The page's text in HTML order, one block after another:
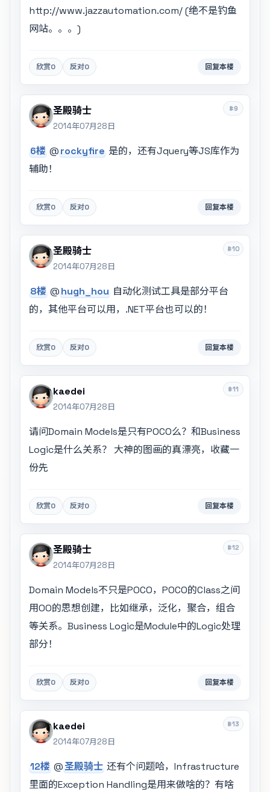
http://www.jazzautomation.com/ (绝不是钓鱼
网站。。。)
欣赏0 反对0 回复本楼
#9
圣殿骑士
2014年07月28日
6楼@rockyfire 是的，还有Jquery等JS库作为
辅助！
欣赏0 反对0 回复本楼
#10
圣殿骑士
2014年07月28日
8楼@hugh_hou 自动化测试工具是部分平台
的，其他平台可以用，.NET平台也可以的！
欣赏0 反对0 回复本楼
#11
kaedei
2014年07月28日
请问Domain Models是只有POCO么？和Business
Logic是什么关系？ 大神的图画的真漂亮，收藏一
份先
欣赏0 反对0 回复本楼
#12
圣殿骑士
2014年07月28日
Domain Models不只是POCO，POCO的Class之间
用OO的思想创建，比如继承，泛化，聚合，组合
等关系。Business Logic是Module中的Logic处理
部分！
欣赏0 反对0 回复本楼
#13
kaedei
2014年07月28日
12楼@圣殿骑士 还有个问题哈，Infrastructure
里面的Exception Handling是用来做啥的？有啥